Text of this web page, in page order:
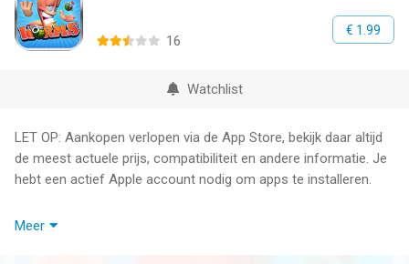
€ 1.99
16
Watchlist
LET OP: Aankopen verlopen via de App Store, bekijk daar altijd
de meest actuele prijs, compatibiliteit en andere informatie. Je
hebt een actief Apple account nodig om apps te installeren.
Zoek dekking als de originele, onderscheiden beurtgebaseerde
Meer